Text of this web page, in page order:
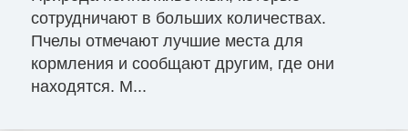
сотрудничают в больших количествах.
Пчелы отмечают лучшие места для
кормления и сообщают другим, где они
находятся. М...